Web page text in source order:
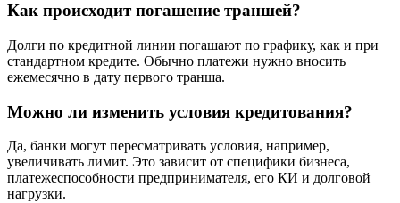
Как происходит погашение траншей?
Долги по кредитной линии погашают по графику, как и при
стандартном кредите. Обычно платежи нужно вносить
ежемесячно в дату первого транша.
Можно ли изменить условия кредитования?
Да, банки могут пересматривать условия, например,
увеличивать лимит. Это зависит от специфики бизнеса,
платежеспособности предпринимателя, его КИ и долговой
нагрузки.